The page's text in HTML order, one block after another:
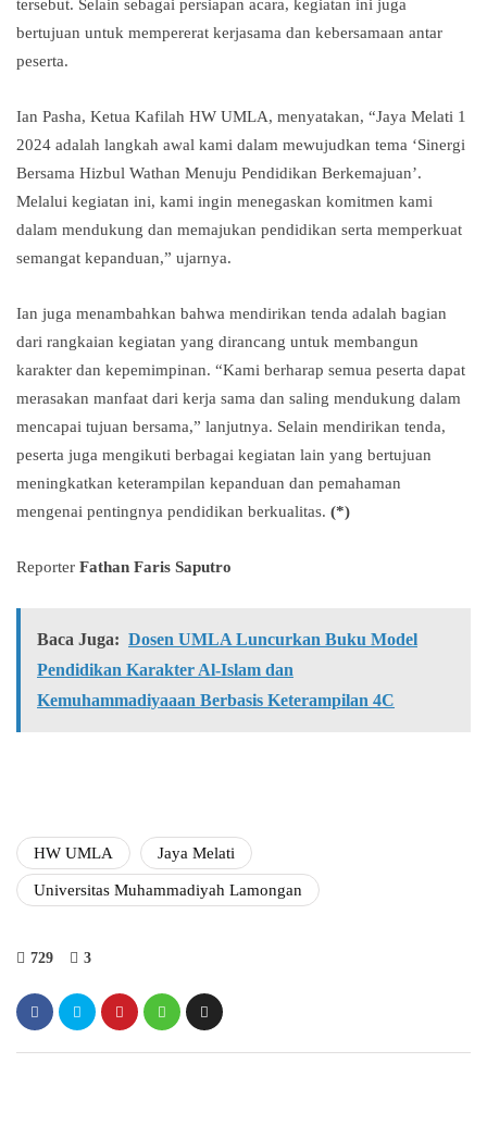
tersebut. Selain sebagai persiapan acara, kegiatan ini juga
bertujuan untuk mempererat kerjasama dan kebersamaan antar
peserta.
Ian Pasha, Ketua Kafilah HW UMLA, menyatakan, “Jaya Melati 1
2024 adalah langkah awal kami dalam mewujudkan tema ‘Sinergi
Bersama Hizbul Wathan Menuju Pendidikan Berkemajuan’.
Melalui kegiatan ini, kami ingin menegaskan komitmen kami
dalam mendukung dan memajukan pendidikan serta memperkuat
semangat kepanduan,” ujarnya.
Ian juga menambahkan bahwa mendirikan tenda adalah bagian
dari rangkaian kegiatan yang dirancang untuk membangun
karakter dan kepemimpinan. “Kami berharap semua peserta dapat
merasakan manfaat dari kerja sama dan saling mendukung dalam
mencapai tujuan bersama,” lanjutnya. Selain mendirikan tenda,
peserta juga mengikuti berbagai kegiatan lain yang bertujuan
meningkatkan keterampilan kepanduan dan pemahaman
mengenai pentingnya pendidikan berkualitas. (*)
Reporter Fathan Faris Saputro
Baca Juga: Dosen UMLA Luncurkan Buku Model
Pendidikan Karakter Al-Islam dan
Kemuhammadiyaaan Berbasis Keterampilan 4C
HW UMLA Jaya Melati
Universitas Muhammadiyah Lamongan
729 3